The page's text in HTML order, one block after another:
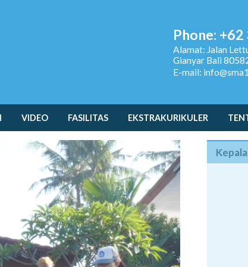
Phone:
Alamat: Jalan
Gianyar Bali
E-mail:
VIDEO FASILITAS EKSTRAKURIKULER